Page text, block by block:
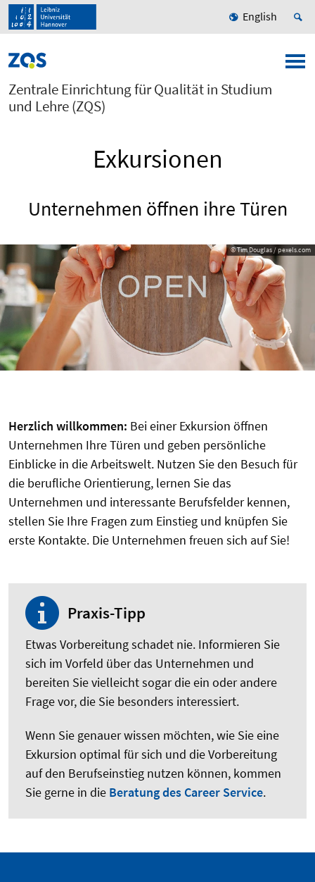
English
Zentrale Einrichtung für Qualität in Studium
und Lehre (ZQS)
Exkursionen
Unternehmen öffnen ihre Türen
© Tim Douglas / pexels.com
Herzlich willkommen: Bei einer Exkursion öffnen
Unternehmen Ihre Türen und geben persönliche
Einblicke in die Arbeitswelt. Nutzen Sie den Besuch für
die berufliche Orientierung, lernen Sie das
Unternehmen und interessante Berufsfelder kennen,
stellen Sie Ihre Fragen zum Einstieg und knüpfen Sie
erste Kontakte. Die Unternehmen freuen sich auf Sie!
Praxis-Tipp
Etwas Vorbereitung schadet nie. Informieren Sie
sich im Vorfeld über das Unternehmen und
bereiten Sie vielleicht sogar die ein oder andere
Frage vor, die Sie besonders interessiert.
Wenn Sie genauer wissen möchten, wie Sie eine
Exkursion optimal für sich und die Vorbereitung
auf den Berufseinstieg nutzen können, kommen
Sie gerne in die Beratung des Career Service.